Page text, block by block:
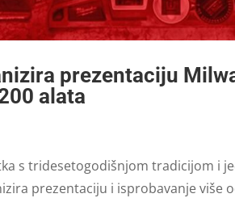
prezentaciju
alata
s tridesetogodišnjom tradicijom i
prezentaciju i isprobavanje više